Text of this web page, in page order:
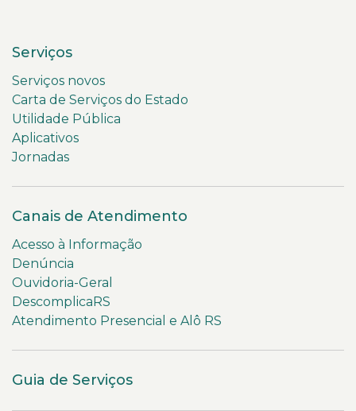
Serviços
Serviços novos
Carta de Serviços do Estado
Utilidade Pública
Aplicativos
Jornadas
Canais de Atendimento
Acesso à Informação
Denúncia
Ouvidoria-Geral
DescomplicaRS
Atendimento Presencial e Alô RS
Guia de Serviços